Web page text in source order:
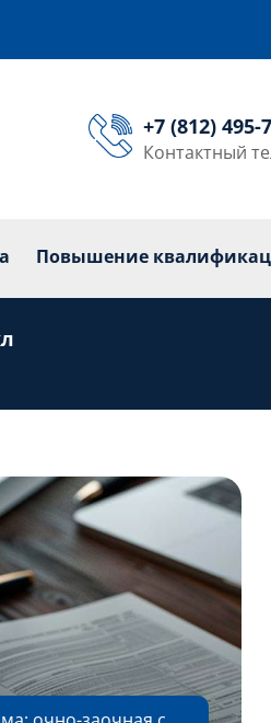
+7 (812) 495-
Контактный
Повышение
Школьникам